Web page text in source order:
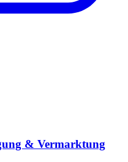
& Vermarktung